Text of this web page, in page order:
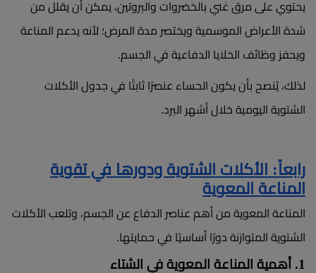
يحتوي على مرق غني بالخضروات والبروتين، يمكن أن يقلل من
شدة الأعراض الموسمية ويختصر مدة المرض؛ لأنه يدعم المناعة
ويحفز وظائف الخلايا الدفاعية في الجسم.
لذلك، يُنصح بأن يكون الحساء عنصرًا ثابتًا في جدول الأكلات
الشتوية اليومية خلال أشهر البرد.
رابعاً: الأكلات الشتوية ودورها في تقوية
المناعة المعوية
المناعة المعوية من أهم عناصر الدفاع عن الجسم، وتلعب الأكلات
الشتوية المتوازنة دورًا أساسيًا في حمايتها.
1. أهمية المناعة المعوية في الشتاء